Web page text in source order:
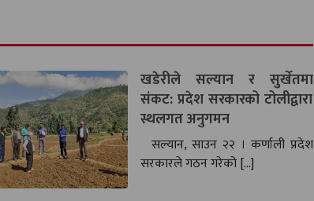
खडेरीले सल्यान र सुर्खेतमा
संकट: प्रदेश सरकारको टोलीद्वारा
स्थलगत अनुगमन
सल्यान, साउन २२ । कर्णाली प्रदेश
सरकारले गठन गरेको […]